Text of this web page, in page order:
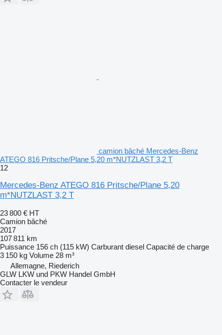
camion bâché Mercedes-Benz
ATEGO 816 Pritsche/Plane 5,20 m*NUTZLAST 3,2 T
12
Mercedes-Benz ATEGO 816 Pritsche/Plane 5,20
m*NUTZLAST 3,2 T
23 800 € HT
Camion bâché
2017
107 811 km
Puissance 156 ch (115 kW) Carburant diesel Capacité de charge
3 150 kg Volume 28 m³
Allemagne, Riederich
GLW LKW und PKW Handel GmbH
Contacter le vendeur